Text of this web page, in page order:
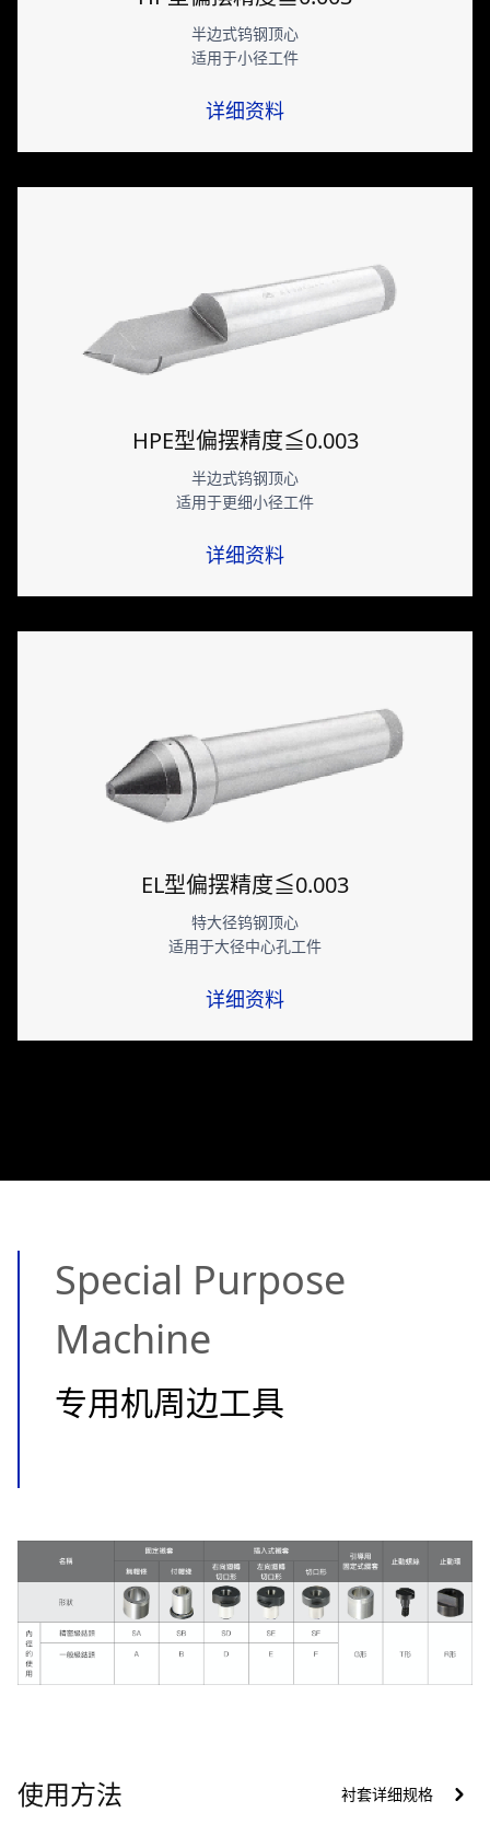
半边式钨钢顶心
适用于小径工件
详细资料
HPE型偏摆精度≦0.003
半边式钨钢顶心
适用于更细小径工件
详细资料
EL型偏摆精度≦0.003
特大径钨钢顶心
适用于大径中心孔工件
详细资料
Special Purpose
Machine
专用机周边工具
使用方法 衬套详细规格